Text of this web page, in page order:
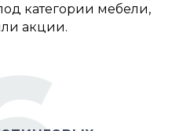
категории мебели,
акции.